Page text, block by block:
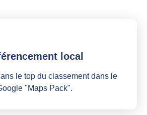
local
le top du classement dans le
"Maps Pack".